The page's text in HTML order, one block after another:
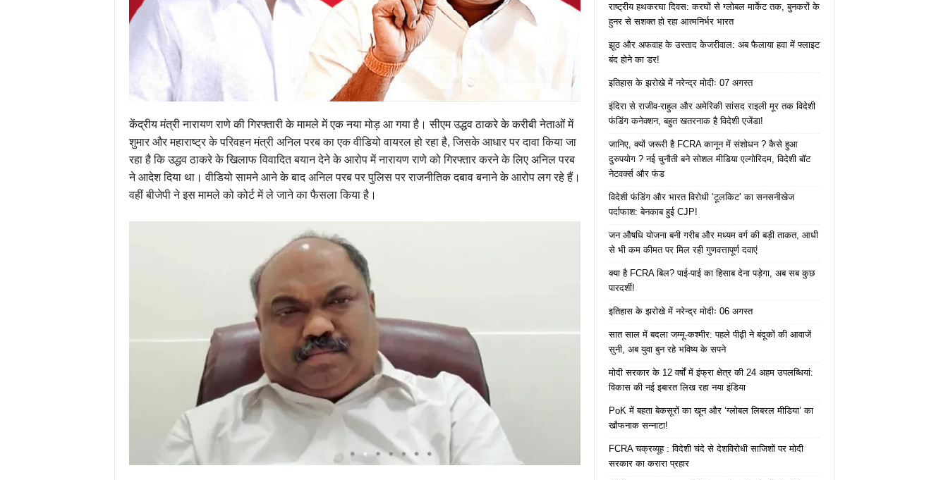
केंद्रीय मंत्री नारायण राणे की गिरफ्तारी के मामले में एक नया मोड़ आ गया है। सीएम उद्धव ठाकरे के करीबी नेताओं में
शुमार और महाराष्ट्र के परिवहन मंत्री अनिल परब का एक वीडियो वायरल हो रहा है, जिसके आधार पर दावा किया जा
रहा है कि उद्धव ठाकरे के खिलाफ विवादित बयान देने के आरोप में नारायण राणे को गिरफ्तार करने के लिए अनिल परब
ने आदेश दिया था। वीडियो सामने आने के बाद अनिल परब पर पुलिस पर राजनीतिक दबाव बनाने के आरोप लग रहे हैं।
वहीं बीजेपी ने इस मामले को कोर्ट में ले जाने का फैसला किया है।
राष्ट्रीय हथकरघा दिवस: करघों से ग्लोबल मार्केट तक, बुनकरों के
हुनर से सशक्त हो रहा आत्मनिर्भर भारत
झूठ और अफवाह के उस्ताद केजरीवाल: अब फैलाया हवा में फ्लाइट
बंद होने का डर!
इतिहास के झरोखे में नरेन्द्र मोदीः 07 अगस्त
इंदिरा से राजीव-राहुल और अमेरिकी सांसद राइली मूर तक विदेशी
फंडिंग कनेक्शन, बहुत खतरनाक है विदेशी एजेंडा!
जानिए, क्यों जरूरी है FCRA कानून में संशोधन ? कैसे हुआ
दुरुपयोग ? नई चुनौती बने सोशल मीडिया एल्गोरिदम, विदेशी बॉट
नेटवर्क्स और फंड
विदेशी फंडिंग और भारत विरोधी ‘टूलकिट’ का सनसनीखेज
पर्दाफाश: बेनकाब हुई CJP!
जन औषधि योजना बनी गरीब और मध्यम वर्ग की बड़ी ताकत, आधी
से भी कम कीमत पर मिल रही गुणवत्तापूर्ण दवाएं
क्या है FCRA बिल? पाई-पाई का हिसाब देना पड़ेगा, अब सब कुछ
पारदर्शी!
इतिहास के झरोखे में नरेन्द्र मोदीः 06 अगस्त
सात साल में बदला जम्मू-कश्मीर: पहले पीढ़ी ने बंदूकों की आवाजें
सुनी, अब युवा बुन रहे भविष्य के सपने
मोदी सरकार के 12 वर्षों में इंफ्रा क्षेत्र की 24 अहम उपलब्धियां:
विकास की नई इबारत लिख रहा नया इंडिया
PoK में बहता बेकसूरों का खून और ‘ग्लोबल लिबरल मीडिया’ का
खौफनाक सन्नाटा!
FCRA चक्रव्यूह : विदेशी चंदे से देशविरोधी साजिशों पर मोदी
सरकार का करारा प्रहार